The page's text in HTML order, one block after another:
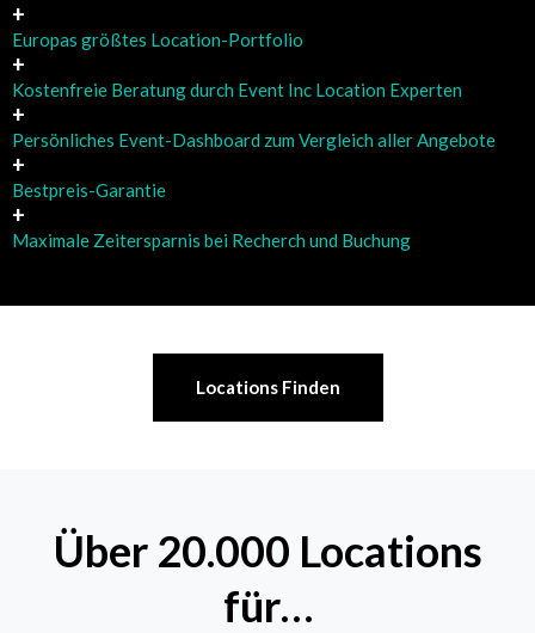
+
Europas größtes Location-Portfolio
+
Kostenfreie Beratung durch Event Inc Location Experten
+
Persönliches Event-Dashboard zum Vergleich aller Angebote
+
Bestpreis-Garantie
+
Maximale Zeitersparnis bei Recherch und Buchung
Locations Finden
Über 20.000 Locations
für…